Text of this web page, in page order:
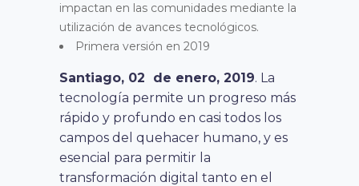
impactan en las comunidades mediante la
utilización de avances tecnológicos.
Primera versión en 2019
Santiago, 02 de enero, 2019. La
tecnología permite un progreso más
rápido y profundo en casi todos los
campos del quehacer humano, y es
esencial para permitir la
transformación digital tanto en el